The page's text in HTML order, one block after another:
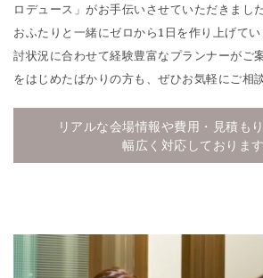
ロデュース」がお手伝いさせていただきまし
おふたりと一緒にゼロから1日を作り上げて
討状況に合わせて経験豊富なプランナーがご
をはじめたばかりの方も、ぜひお気軽にご相
リアルな会場情報や費用・見積も
幅広く対応しております